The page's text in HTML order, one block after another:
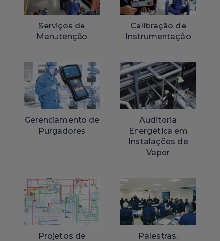
Serviços de
Manutenção
Calibração de
Instrumentação
Gerenciamento de
Purgadores
Auditoria
Energética em
Instalações de
Vapor
Projetos de
Palestras,